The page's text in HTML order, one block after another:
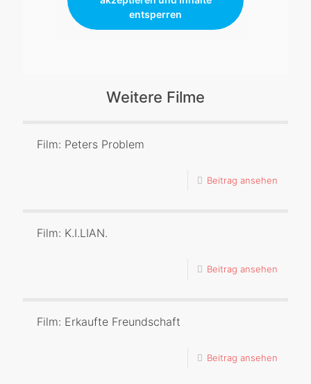
entsperren
Weitere Filme
Film: Peters Problem
Beitrag ansehen
Film: K.I.LIAN.
Beitrag ansehen
Film: Erkaufte Freundschaft
Beitrag ansehen